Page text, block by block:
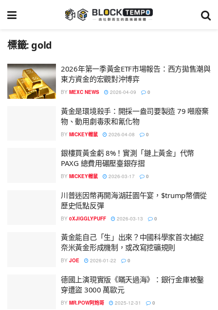
標籤: gold
2026年第一季黃金ETF市場報告：西方拋售潮與
東方資金的宏觀對沖博弈
BY MEXC NEWS 2026-04-09 0
黃金是環境殺手：開採一盎司要製造 79 噸廢棄
物、動用劇毒汞和氰化物
BY MICKEY帽鼠 2026-04-08 0
銀樓買黃金虧 8%！實測「鏈上黃金」代幣
PAXG 總費用碾壓臺銀存摺
BY MICKEY帽鼠 2026-03-17 0
川普迷因幣再開海湖莊園午宴，$trump幣價從
歷史低點反彈
BY 0XJIGGLYPUFF 2026-03-13 0
黃金能自己「生」出來？中國科學家首次捕捉
奈米黃金形成機制，或改寫挖礦規則
BY JOE 2026-01-22 0
德國上演現實版《瞞天過海》：銀行金庫被鑿
穿遭盜 3000 萬歐元
BY MR.POW阿炮哥 2025-12-31 0